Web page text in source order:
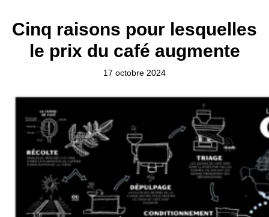
Cinq raisons pour lesquelles
le prix du café augmente
17 octobre 2024